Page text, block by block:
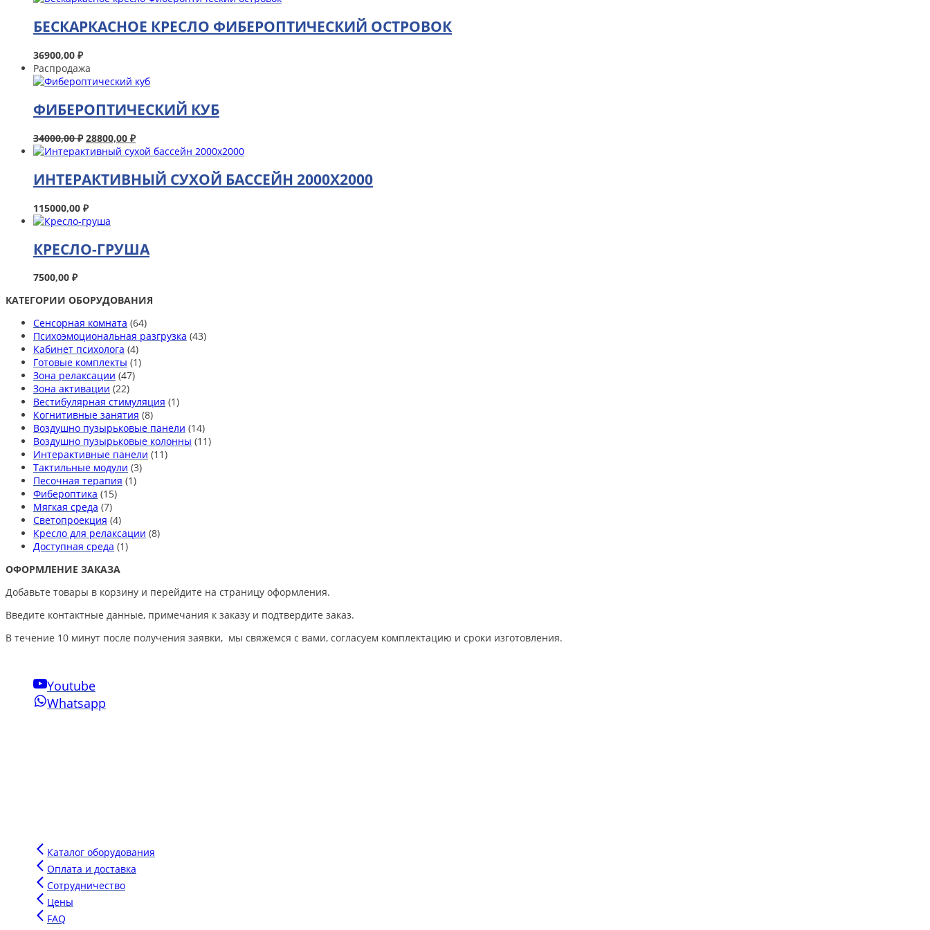
БЕСКАРКАСНОЕ КРЕСЛО ФИБЕРОПТИЧЕСКИЙ ОСТРОВОК
36900,00 ₽
Распродажа
ФИБЕРОПТИЧЕСКИЙ КУБ
34000,00₽ 28800,00 ₽
ИНТЕРАКТИВНЫЙ СУХОЙ БАССЕЙН 2000Х2000
115000,00 ₽
КРЕСЛО-ГРУША
7500,00 ₽
КАТЕГОРИИ ОБОРУДОВАНИЯ
Сенсорная комната (64)
Психоэмоциональная разгрузка (43)
Кабинет психолога (4)
Готовые комплекты (1)
Зона релаксации (47)
Зона активации (22)
Вестибулярная стимуляция (1)
Когнитивные занятия (8)
Воздушно пузырьковые панели (14)
Воздушно пузырьковые колонны (11)
Интерактивные панели (11)
Тактильные модули (3)
Песочная терапия (1)
Фибероптика (15)
Мягкая среда (7)
Светопроекция (4)
Кресло для релаксации (8)
Доступная среда (1)
ОФОРМЛЕНИЕ ЗАКАЗА
Добавьте товары в корзину и перейдите на страницу оформления.
Введите контактные данные, примечания к заказу и подтвердите заказ.
В течение 10 минут после получения заявки, мы свяжемся с вами, согласуем комплектацию и сроки изготовления.
Youtube
Whatsapp
Каталог оборудования
Оплата и доставка
Сотрудничество
Цены
FAQ